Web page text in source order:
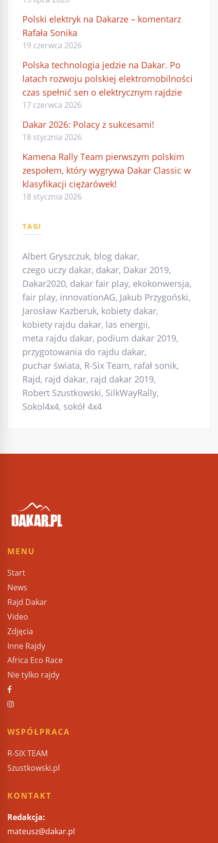
Polski elektryk na Dakarze – komentarz
Rafała Sonika
19 czerwca 2026
Polska technologia jedzie na Dakar. Po
latach rozwoju polskiej elektromobilności
czas spełnić sen o elektrycznym rajdzie
17 czerwca 2026
Dakar 2026: Polacy z sukcesami!
18 stycznia 2026
Kamena Rally Team pierwszym polskim
zespołem, który wygrywa Dakar Classic w
klasyfikacji ciężarówek!
18 stycznia 2026
TAGI
Albert Gryszczuk, blog dakar,
czego uczy dakar, dakar, Dakar 2019,
Dakar2020, dakar fair play, ekokonwersja,
fair play, innovationAG, Jakub Przygoński,
Jarosław Kazberuk, kobiety dakar,
kobiety rajdu dakar, las energii,
meta rajdu dakar, podium dakar 2019,
przygotowania do rajdu dakar,
puchar świata, R-Six Team, rafał sonik,
Rajd, rajd dakar, rajd dakar 2019,
Robert Szustkowski, SilkWayRally,
Sokol4x4, sokół 4x4
MENU
Start
News
Rajd Dakar
Video
Zdjęcia
Inne Rajdy
Africa Eco Race
Nie tylko rajdy
WSPÓŁPRACA
R-SIX TEAM
Szustkowski.pl
KONTAKT
Redakcja:
mateusz@dakar.pl